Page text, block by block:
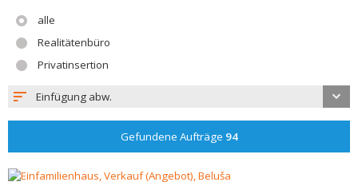
alle
Realitätenbüro
Privatinsertion
Einfügung abw.
Gefundene Aufträge 94